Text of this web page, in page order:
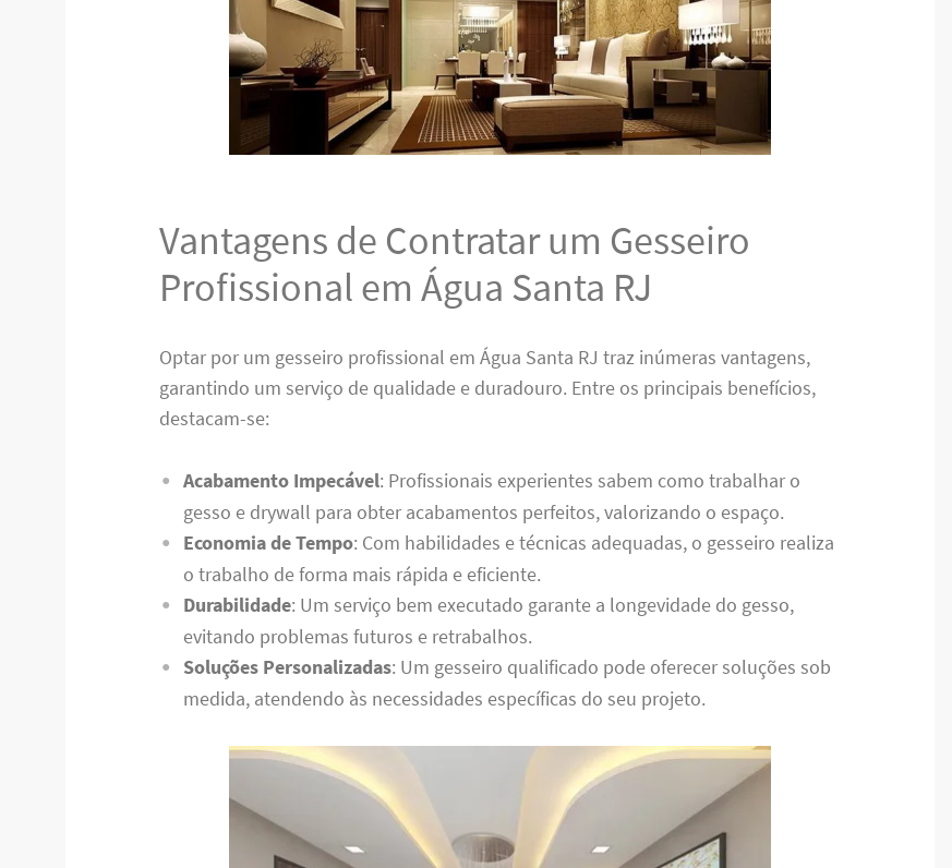
Vantagens de Contratar um Gesseiro
Profissional em Água Santa RJ
Optar por um gesseiro profissional em Água Santa RJ traz inúmeras vantagens,
garantindo um serviço de qualidade e duradouro. Entre os principais benefícios,
destacam-se:
Acabamento Impecável: Profissionais experientes sabem como trabalhar o
gesso e drywall para obter acabamentos perfeitos, valorizando o espaço.
Economia de Tempo: Com habilidades e técnicas adequadas, o gesseiro realiza
o trabalho de forma mais rápida e eficiente.
Durabilidade: Um serviço bem executado garante a longevidade do gesso,
evitando problemas futuros e retrabalhos.
Soluções Personalizadas: Um gesseiro qualificado pode oferecer soluções sob
medida, atendendo às necessidades específicas do seu projeto.